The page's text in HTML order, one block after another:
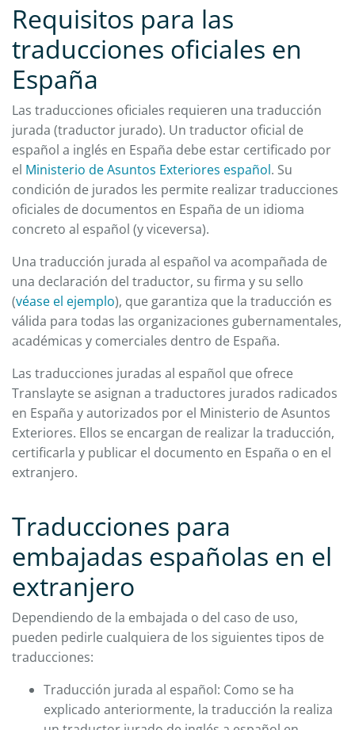
Requisitos para las
traducciones oficiales en
España
Las traducciones oficiales requieren una traducción
jurada (traductor jurado). Un traductor oficial de
español a inglés en España debe estar certificado por
el Ministerio de Asuntos Exteriores español. Su
condición de jurados les permite realizar traducciones
oficiales de documentos en España de un idioma
concreto al español (y viceversa).
Una traducción jurada al español va acompañada de
una declaración del traductor, su firma y su sello
(véase el ejemplo), que garantiza que la traducción es
válida para todas las organizaciones gubernamentales,
académicas y comerciales dentro de España.
Las traducciones juradas al español que ofrece
Translayte se asignan a traductores jurados radicados
en España y autorizados por el Ministerio de Asuntos
Exteriores. Ellos se encargan de realizar la traducción,
certificarla y publicar el documento en España o en el
extranjero.
Traducciones para
embajadas españolas en el
extranjero
Dependiendo de la embajada o del caso de uso,
pueden pedirle cualquiera de los siguientes tipos de
traducciones:
Traducción jurada al español: Como se ha
explicado anteriormente, la traducción la realiza